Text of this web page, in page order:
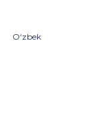
O‘zbek